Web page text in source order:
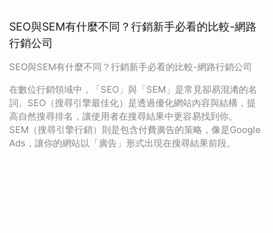
SEO與SEM有什麼不同？行銷新手必看的比較-網路
行銷公司
SEO與SEM有什麼不同？行銷新手必看的比較-網路行銷公司
在數位行銷領域中，「SEO」與「SEM」是常見卻易混淆的名
詞。SEO（搜尋引擎最佳化）是透過優化網站內容與結構，提
高自然搜尋排名，讓使用者在搜尋結果中更容易找到你。
SEM（搜尋引擎行銷）則是包含付費廣告的策略，像是Google
Ads，讓你的網站以「廣告」形式出現在搜尋結果前段。